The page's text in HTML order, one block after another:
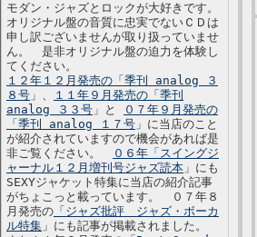
モダン・ジャズとロックが大好きです。
オリジナル盤の音質に忠実でないＣＤは
申し訳ございませんが取り扱っていませ
ん。 是非オリジナル盤の迫力を体験し
てください。
１２年１２月発売の「季刊 analog ３
８号 」、
１１年９月発売の「季刊
analog ３３号 」と
０７年９月発売の
「季刊 analog １７号 」に当店のこと
が紹介されていますので機会があれば是
非ご覧ください。
０６年「スイングジ
ャーナル１２月増刊号ジャズ読本 」にも
SEXYジャケット特集に当店の紹介記事
がちょこっと載っています。 ０７年８
月発売の 「ジャズ批評 ジャズ・ボーカ
ル特集 」にも記事が掲載されました。